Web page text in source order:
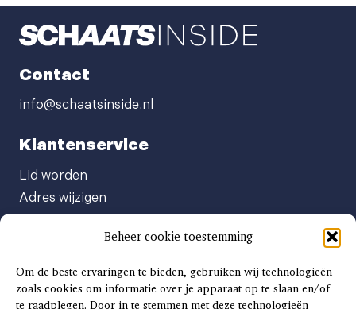
Beheer cookie toestemming
Om de beste ervaringen te bieden, gebruiken wij technologieën
zoals cookies om informatie over je apparaat op te slaan en/of
te raadplegen. Door in te stemmen met deze technologieën
Contact
info@schaatsinside.nl
Klantenservice
Lid worden
Adres wijzigen
Abonnement opzeggen
Afgeven automatische incasso
Factuur betalen